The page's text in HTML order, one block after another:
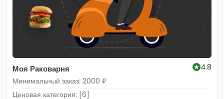
Моя Раковарня
4.8
Минимальный заказ: 2000 ₽
Ценовая категория: [6]